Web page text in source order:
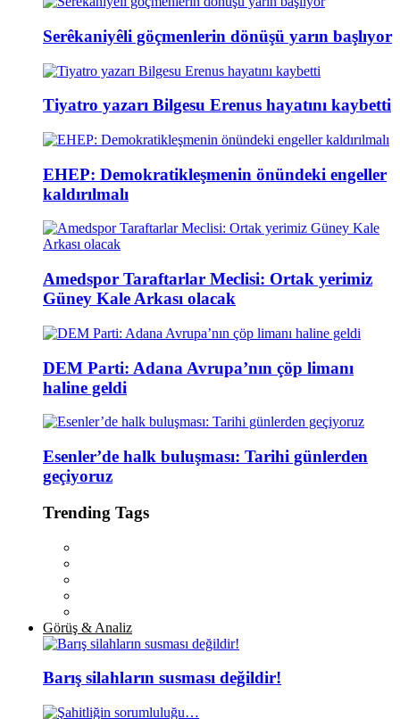
Serêkaniyêli göçmenlerin dönüşü yarın başlıyor
Tiyatro yazarı Bilgesu Erenus hayatını kaybetti
EHEP: Demokratikleşmenin önündeki engeller
kaldırılmalı
Amedspor Taraftarlar Meclisi: Ortak yerimiz
Güney Kale Arkası olacak
DEM Parti: Adana Avrupa’nın çöp limanı
haline geldi
Esenler’de halk buluşması: Tarihi günlerden
geçiyoruz
Trending Tags
Görüş & Analiz
Barış silahların susması değildir!